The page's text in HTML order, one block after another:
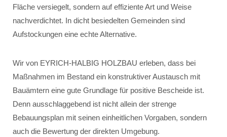
Fläche versiegelt, sondern auf effiziente Art und Weise
nachverdichtet. In dicht besiedelten Gemeinden sind
Aufstockungen eine echte Alternative.
Wir von EYRICH-HALBIG HOLZBAU erleben, dass bei
Maßnahmen im Bestand ein konstruktiver Austausch mit
Bauämtern eine gute Grundlage für positive Bescheide ist.
Denn ausschlaggebend ist nicht allein der strenge
Bebauungsplan mit seinen einheitlichen Vorgaben, sondern
auch die Bewertung der direkten Umgebung.